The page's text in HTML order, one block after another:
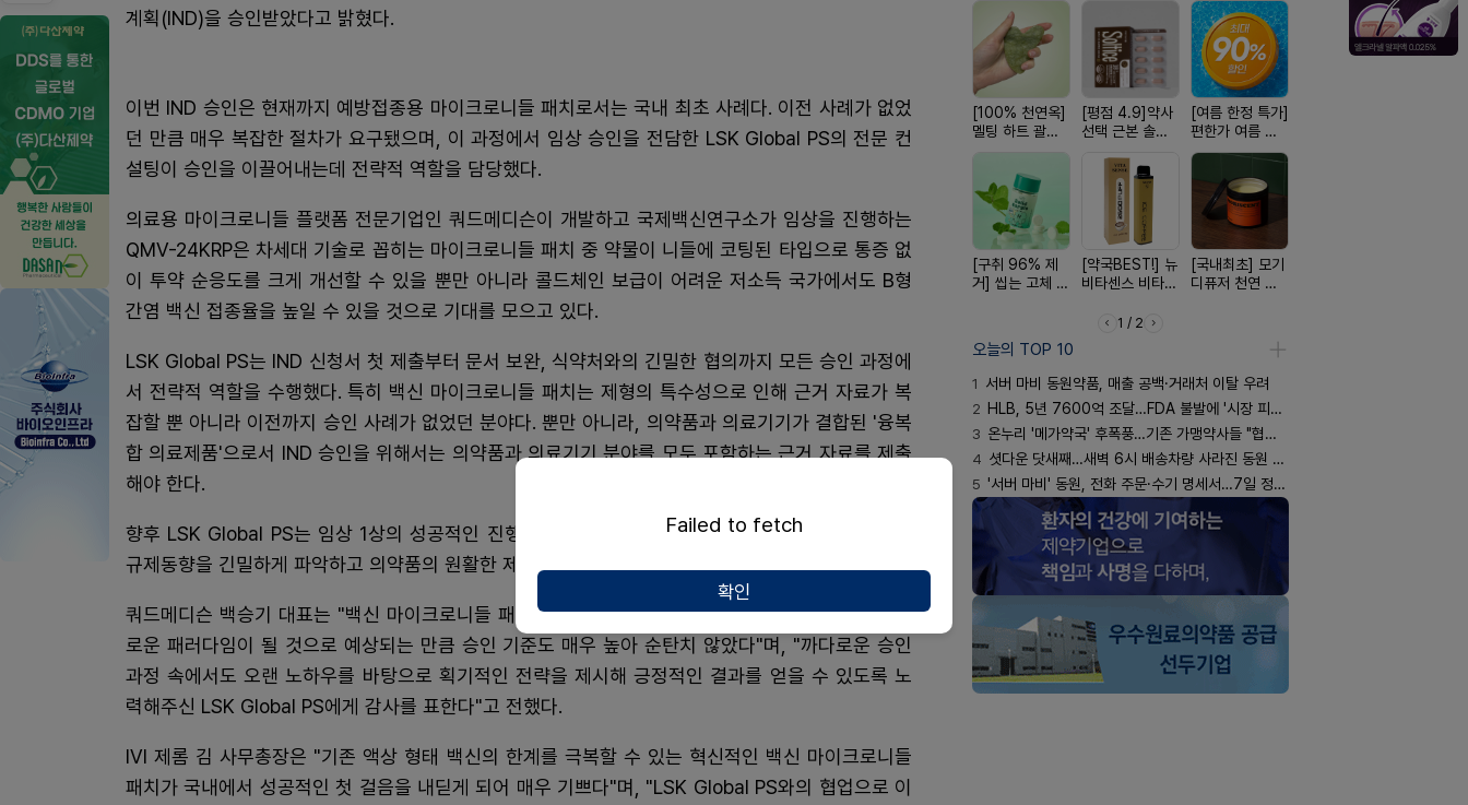
계획(IND)을 승인받았다고 밝혔다.
이번 IND 승인은 현재까지 예방접종용 마이크로니들 패치로서는 국내 최초 사례다. 이전 사례가 없었
던 만큼 매우 복잡한 절차가 요구됐으며, 이 과정에서 임상 승인을 전담한 LSK Global PS의 전문 컨
설팅이 승인을 이끌어내는데 전략적 역할을 담당했다.
의료용 마이크로니들 플랫폼 전문기업인 쿼드메디슨이 개발하고 국제백신연구소가 임상을 진행하는
QMV-24KRP은 차세대 기술로 꼽히는 마이크로니들 패치 중 약물이 니들에 코팅된 타입으로 통증 없
이 투약 순응도를 크게 개선할 수 있을 뿐만 아니라 콜드체인 보급이 어려운 저소득 국가에서도 B형
간염 백신 접종율을 높일 수 있을 것으로 기대를 모으고 있다.
LSK Global PS는 IND 신청서 첫 제출부터 문서 보완, 식약처와의 긴밀한 협의까지 모든 승인 과정에
서 전략적 역할을 수행했다. 특히 백신 마이크로니들 패치는 제형의 특수성으로 인해 근거 자료가 복
잡할 뿐 아니라 이전까지 승인 사례가 없었던 분야다. 뿐만 아니라, 의약품과 의료기기가 결합된 '융복
합 의료제품'으로서 IND 승인을 위해서는 의약품과 의료기기 분야를 모두 포함하는 근거 자료를 제출
해야 한다.
향후 LSK Global PS는 임상 1상의 성공적인 진행을 위해 마이크로니들 의약품에 대한 심사기준 등
규제동향을 긴밀하게 파악하고 의약품의 원활한 제품 개발을 위해 선제적으로 지원할 예정이다.
쿼드메디슨 백승기 대표는 "백신 마이크로니들 패치는 기존 백신 접종과는 완전히 다른 개념이며 새
로운 패러다임이 될 것으로 예상되는 만큼 승인 기준도 매우 높아 순탄치 않았다"며, "까다로운 승인
과정 속에서도 오랜 노하우를 바탕으로 획기적인 전략을 제시해 긍정적인 결과를 얻을 수 있도록 노
력해주신 LSK Global PS에게 감사를 표한다"고 전했다.
IVI 제롬 김 사무총장은 "기존 액상 형태 백신의 한계를 극복할 수 있는 혁신적인 백신 마이크로니들
패치가 국내에서 성공적인 첫 걸음을 내딛게 되어 매우 기쁘다"며, "LSK Global PS와의 협업으로 이
[100% 천연옥]
멜팅 하트 괄사
마사지기
[평점 4.9]약사
선택 근본 솔루
[여름 한정 특가]
편한가 여름 쿨
세일! (여름 필수
[구취 96% 제
거] 씹는 고체 가
[약국BEST!] 뉴
비타센스 비타민
[국내최초] 모기
디퓨저 천연 계
1 / 2
오늘의 TOP 10
1 서버 마비 동원약품, 매출 공백·거래처 이탈 우려
2 HLB, 5년 7600억 조달…FDA 불발에 '시장 피로감'
3 온누리 '메가약국' 후폭풍…기존 가맹약사들 "협의체 만들자"
4 셧다운 닷새째…새벽 6시 배송차량 사라진 동원 물류센터
5 '서버 마비' 동원, 전화 주문·수기 명세서…7일 정상화 되나
Failed to fetch
확인